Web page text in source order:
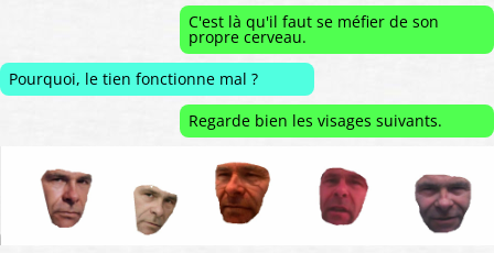
C'est là qu'il faut se méfier de son
propre cerveau.
Pourquoi, le tien fonctionne mal ?
Regarde bien les visages suivants.